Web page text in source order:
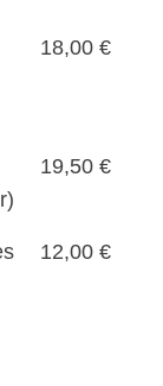
18,00 €
19,50 €
12,00 €